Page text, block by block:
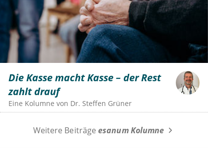
Die Kasse macht Kasse – der Rest
zahlt drauf
Eine Kolumne von Dr. Steffen Grüner
Weitere Beiträgeesanum Kolumne